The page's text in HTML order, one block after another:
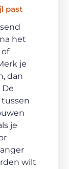
past
het
of
je
dan
je
wilt